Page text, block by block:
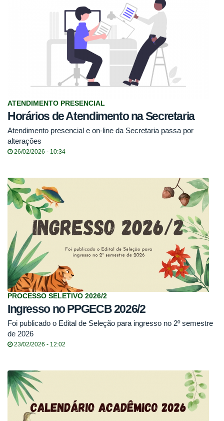
ATENDIMENTO PRESENCIAL
Horários de Atendimento na Secretaria
Atendimento presencial e on-line da Secretaria passa por
alterações
26/02/2026 - 10:34
PROCESSO SELETIVO 2026/2
Ingresso no PPGECB 2026/2
Foi publicado o Edital de Seleção para ingresso no 2º semestre
de 2026
23/02/2026 - 12:02